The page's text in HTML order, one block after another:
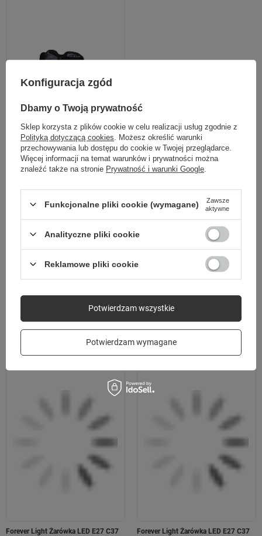
69,99 zł
MOŻE CI SIĘ SPODOBAĆ
Forever Light Żarówka LED E27 C37
Forever Light Żarówka LED E27 C37
Konfiguracja zgód
Dbamy o Twoją prywatność
Sklep korzysta z plików cookie w celu realizacji usług zgodnie z
Polityką dotyczącą cookies . Możesz określić warunki
przechowywania lub dostępu do cookie w Twojej przeglądarce.
Więcej informacji na temat warunków i prywatności można
znaleźć także na stronie Prywatność i warunki Google
Funkcjonalne pliki cookie (wymagane)
Zawsze
aktywne
Analityczne pliki cookie
Reklamowe pliki cookie
Potwierdzam wymagane
Potwierdzam wszystkie